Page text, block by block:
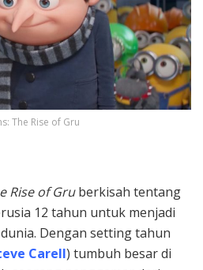
The Rise of Gru
Rise of Gruberkisah tentang
12 tahun untuk menjadi
Dengan setting tahun
Carell) tumbuh besar di